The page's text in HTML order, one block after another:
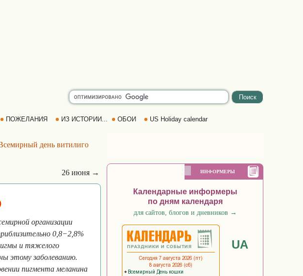
ПОЖЕЛАНИЯ ИЗ ИСТОРИИ... ОБОИ US Holiday calendar
день витилиго
26 июня →
организации
0,8−2,8%
и тяжелого
этому заболеванию.
пигмента меланина
ИНФОРМЕРЫ
Календарные информеры
по дням календаря
для сайтов, блогов и дневников →
UA